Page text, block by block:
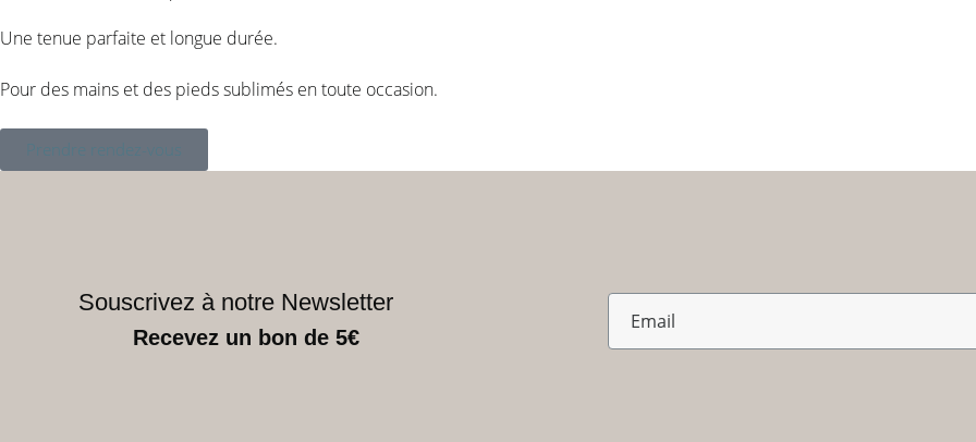
Une tenue parfaite et longue durée.
Pour des mains et des pieds sublimés en toute occasion.
Prendre rendez-vous
Souscrivez à notre Newsletter
Recevez un bon de 5€